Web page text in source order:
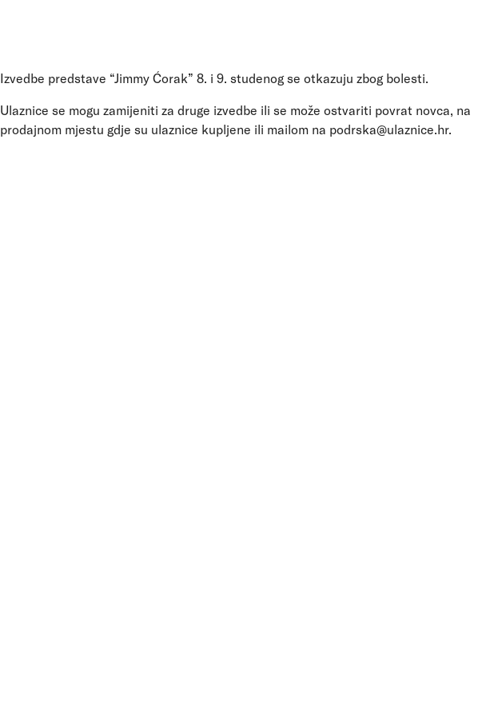
Izvedbe predstave “Jimmy Ćorak” 8. i 9. studenog se otkazuju zbog bolesti.
Ulaznice se mogu zamijeniti za druge izvedbe ili se može ostvariti povrat novca, na
prodajnom mjestu gdje su ulaznice kupljene ili mailom na podrska@ulaznice.hr.